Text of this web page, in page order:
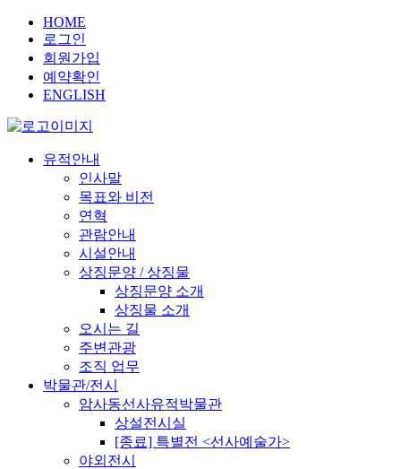
HOME
로그인
회원가입
예약확인
ENGLISH
유적안내
인사말
목표와 비전
연혁
관람안내
시설안내
상징문양 / 상징물
상징문양 소개
상징물 소개
오시는 길
주변관광
조직 업무
박물관/전시
암사동선사유적박물관
상설전시실
[종료] 특별전 <선사예술가>
야외전시